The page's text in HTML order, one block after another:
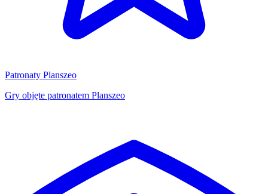
Patronaty Planszeo
Gry objęte patronatem Planszeo